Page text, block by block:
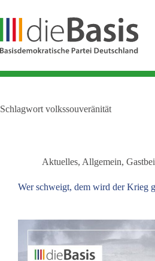
springen
Schlagwort volkssouveränität
Aktuelles, Allgemein,
Wer schweigt, dem wird der Krieg